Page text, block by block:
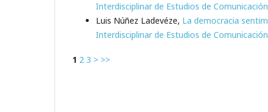
Interdisciplinar de Estudios de
Luis Núñez Ladevéze, La democracia
Interdisciplinar de Estudios de
1 2 3 > >>